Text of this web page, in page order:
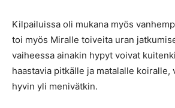
Kilpailuissa oli mukana myös
toi myös Miralle toiveita uran
vaiheessa ainakin hypyt voivat
haastavia pitkälle ja matalalle koiralle,
hyvin yli menivätkin.